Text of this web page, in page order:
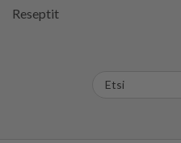
Reseptit